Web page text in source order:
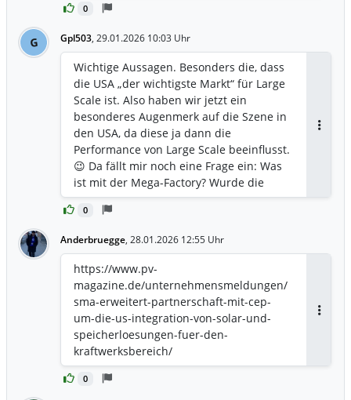
0
G Gpl503, 29.01.2026 10:03 Uhr
0
Wichtige Aussagen. Besonders die, dass
die USA „der wichtigste Markt“ für Large
Scale ist. Also haben wir jetzt ein
besonderes Augenmerk auf die Szene in
den USA, da diese ja dann die
Performance von Large Scale beeinflusst.
😉 Da fällt mir noch eine Frage ein: Was
ist mit der Mega-Factory? Wurde die
nicht extra für den Large Scale Bereich
gebaut? Wenn jetzt
verlagert / aufgebaut werden, dürfte
diese Investition weniger ausgelastet
sein, oder? Diese Kosten werden das
Ergebnis von Large Scale belasten. Ich
bin sehr gespannt auf die
Bilanzberichte. Meiner Meinung nach,
sind die zu erwartenden Verluste sind
bereits im Aktienkurs eingepreist und es
hängt nur von dem Ausblick für die
Anderbruegge, 28.01.2026 12:55 Uhr
0
https://www.pv-
magazine.de/unternehmensmeldungen/
sma-erweitert-partnerschaft-mit-cep-
um-die-us-integration-von-solar-und-
speicherloesungen-fuer-den-
kraftwerksbereich/